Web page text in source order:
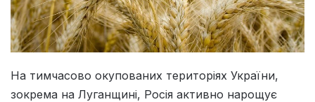
На тимчасово окупованих територіях України,
зокрема на Луганщині, Росія активно нарощує